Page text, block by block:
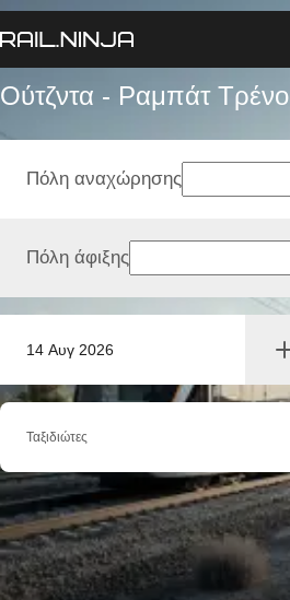
Ούτζντα - Ραμπάτ Tρένο
14 Αυγ 2026
Πόλη αναχώρησης
Πόλη άφιξης
Ταξιδιώτες